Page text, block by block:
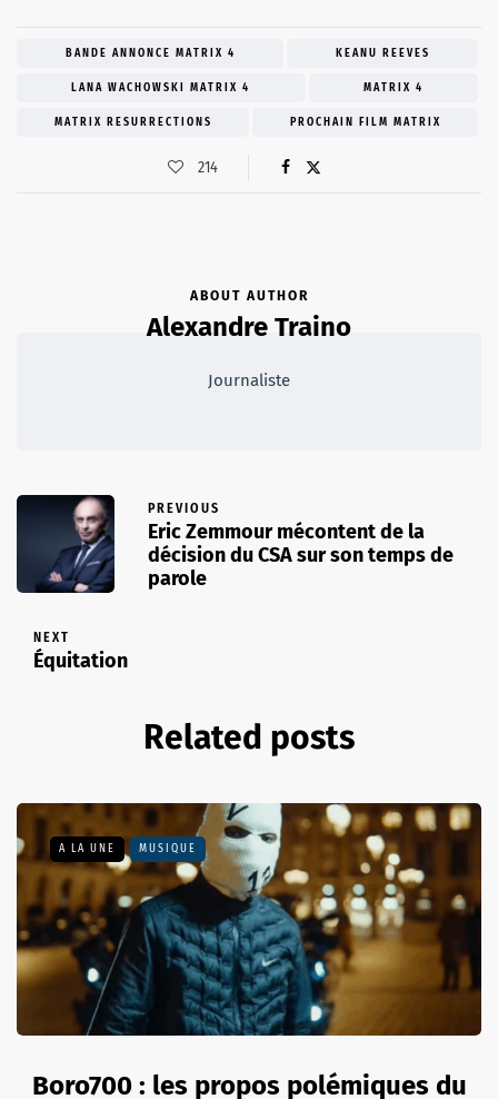
BANDE ANNONCE MATRIX 4 KEANU REEVES
LANA WACHOWSKI MATRIX 4 MATRIX 4
MATRIX RESURRECTIONS PROCHAIN FILM MATRIX
214
ABOUT AUTHOR
Alexandre Traino
Journaliste
PREVIOUS
Eric Zemmour mécontent de la
décision du CSA sur son temps de
parole
NEXT
Équitation
Related posts
A LA UNE MUSIQUE
Boro700 : les propos polémiques du